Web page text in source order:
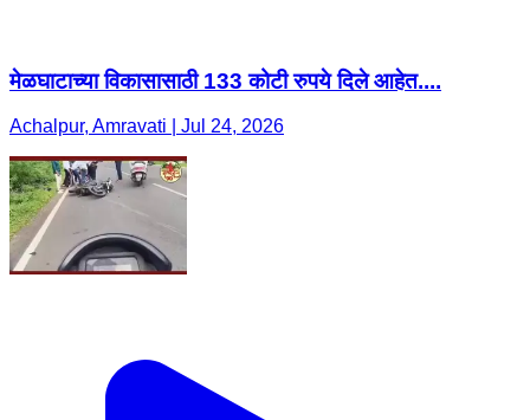
मेळघाटाच्या विकासासाठी 133 कोटी रुपये दिले आहेत....
Achalpur, Amravati | Jul 24, 2026